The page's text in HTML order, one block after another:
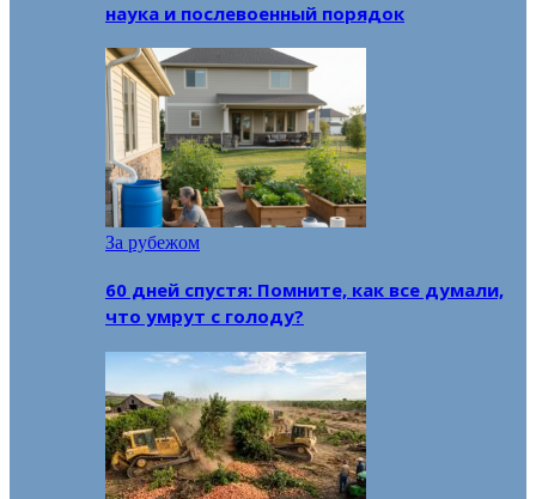
наука и послевоенный порядок
За рубежом
60 дней спустя: Помните, как все думали,
что умрут с голоду?